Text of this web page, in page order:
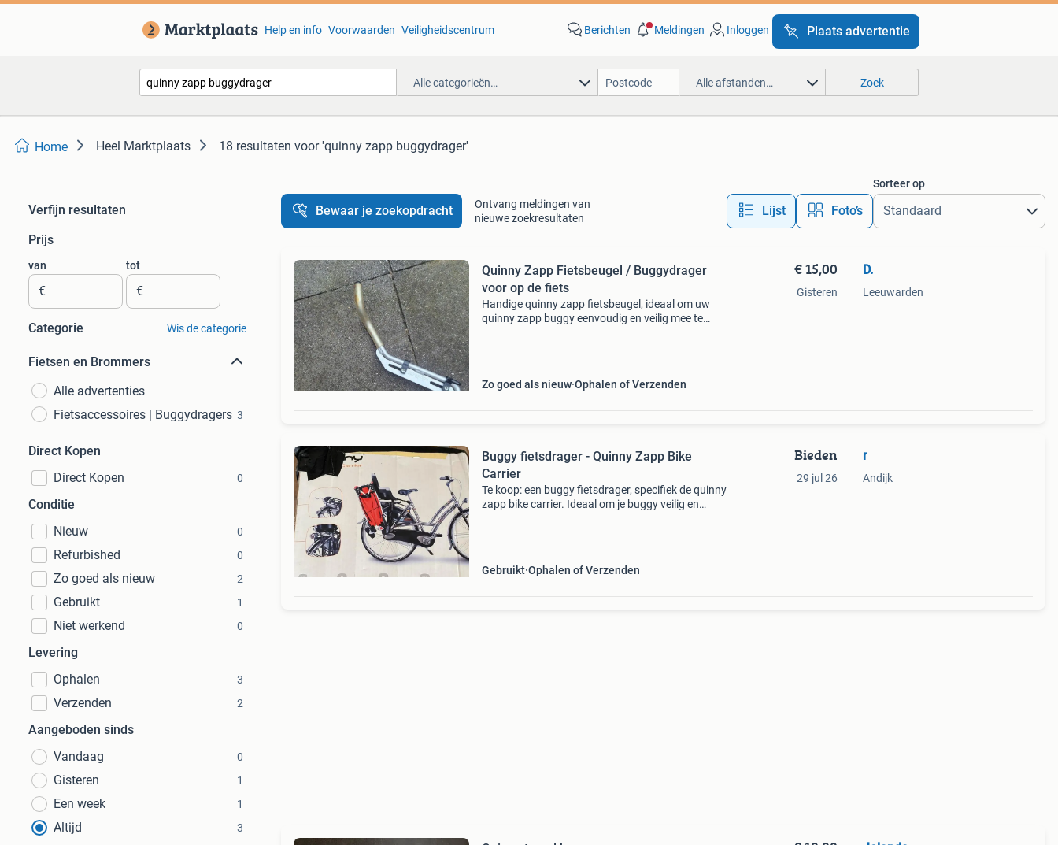
Help en info Voorwaarden Veiligheidscentrum Berichten Meldingen Inloggen Plaats advertentie
Alle categorieën… Alle afstanden… Zoek
Home Heel Marktplaats 18 resultaten voor 'quinny zapp buggydrager'
Verfijn resultaten
Prijs
van
€
tot
€
Categorie Wis de categorie
Fietsen en Brommers
Alle advertenties
Fietsaccessoires | Buggydragers 3
Direct Kopen
Direct Kopen
0
Conditie
Nieuw
0
Refurbished 0
Zo goed als nieuw 2
Gebruikt 1
Niet werkend 0
Levering
Ophalen
3
Verzenden 2
Aangeboden sinds
Vandaag
0
Gisteren 1
Een week 1
Altijd 3
Bewaar je zoekopdracht
Ontvang meldingen van
nieuwe zoekresultaten
Lijst Foto’s
Sorteer op
Quinny Zapp Fietsbeugel / Buggydrager
voor op de fiets
Handige quinny zapp fietsbeugel, ideaal om uw
quinny zapp buggy eenvoudig en veilig mee te
Zo goed als nieuw Ophalen of Verzenden
€ 15,00
Gisteren
D.
Leeuwarden
Buggy fietsdrager - Quinny Zapp Bike
Carrier
Te koop: een buggy fietsdrager, specifiek de quinny
zapp bike carrier. Ideaal om je buggy veilig en
Gebruikt Ophalen of Verzenden
Bieden
29 jul 26
r
Andijk